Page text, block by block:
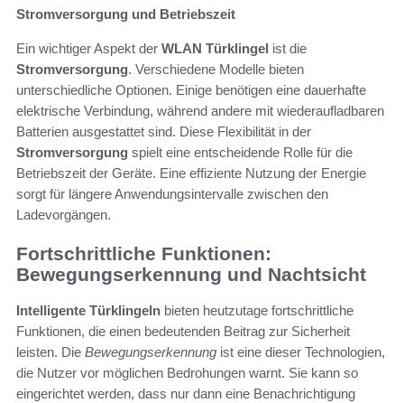
Stromversorgung und Betriebszeit
Ein wichtiger Aspekt der WLAN Türklingel ist die
Stromversorgung. Verschiedene Modelle bieten
unterschiedliche Optionen. Einige benötigen eine dauerhafte
elektrische Verbindung, während andere mit wiederaufladbaren
Batterien ausgestattet sind. Diese Flexibilität in der
Stromversorgung spielt eine entscheidende Rolle für die
Betriebszeit der Geräte. Eine effiziente Nutzung der Energie
sorgt für längere Anwendungsintervalle zwischen den
Ladevorgängen.
Fortschrittliche Funktionen:
Bewegungserkennung und Nachtsicht
Intelligente Türklingeln bieten heutzutage fortschrittliche
Funktionen, die einen bedeutenden Beitrag zur Sicherheit
leisten. Die Bewegungserkennung ist eine dieser Technologien,
die Nutzer vor möglichen Bedrohungen warnt. Sie kann so
eingerichtet werden, dass nur dann eine Benachrichtigung